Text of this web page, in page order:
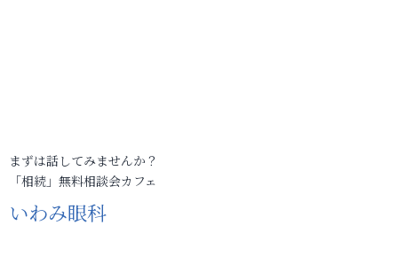
まずは話してみませんか？
「相続」無料相談会カフェ
いわみ眼科